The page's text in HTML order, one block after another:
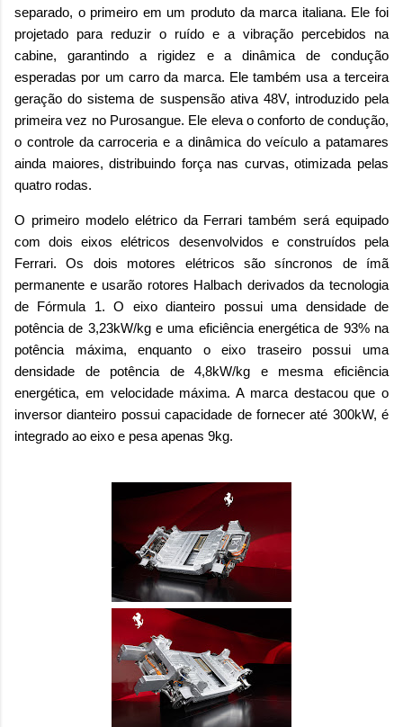
separado, o primeiro em um produto da marca italiana. Ele foi
projetado para reduzir o ruído e a vibração percebidos na
cabine, garantindo a rigidez e a dinâmica de condução
esperadas por um carro da marca. Ele também usa a terceira
geração do sistema de suspensão ativa 48V, introduzido pela
primeira vez no Purosangue. Ele eleva o conforto de condução,
o controle da carroceria e a dinâmica do veículo a patamares
ainda maiores, distribuindo força nas curvas, otimizada pelas
quatro rodas.
O primeiro modelo elétrico da Ferrari também será equipado
com dois eixos elétricos desenvolvidos e construídos pela
Ferrari. Os dois motores elétricos são síncronos de ímã
permanente e usarão rotores Halbach derivados da tecnologia
de Fórmula 1. O eixo dianteiro possui uma densidade de
potência de 3,23kW/kg e uma eficiência energética de 93% na
potência máxima, enquanto o eixo traseiro possui uma
densidade de potência de 4,8kW/kg e mesma eficiência
energética, em velocidade máxima. A marca destacou que o
inversor dianteiro possui capacidade de fornecer até 300kW, é
integrado ao eixo e pesa apenas 9kg.